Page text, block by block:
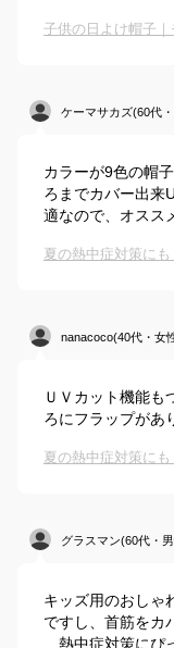
ケーマサカズ(60代
カラーが9色の帽
ろまでカバー出来
適なので、オスス
nanacoco(40代・女
ＵＶカット機能も
ろにフラップがあ
グラスマン(60代・
キッズ用のおしゃ
ですし、首筋をカ
、熱中症対策にぴ